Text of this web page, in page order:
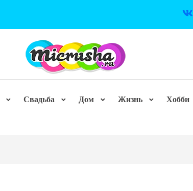
Свадьба Дом Жизнь Хобби